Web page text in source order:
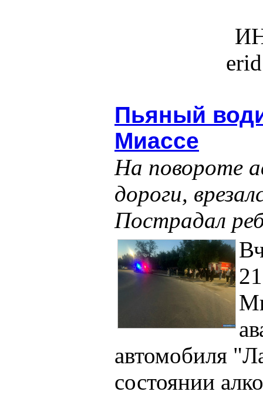
Пьяный
Миассе
На повороте
дороги,
Пострадал
автомобиля
состоянии